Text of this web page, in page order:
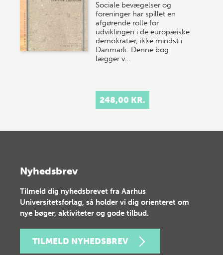
Sociale bevægelser og
foreninger har spillet en
afgørende rolle for
udviklingen i de europæiske
demokratier, ikke mindst i
Danmark. Denne bog
lægger v…
248,00 KR.
Nyhedsbrev
Tilmeld dig nyhedsbrevet fra Aarhus
Universitetsforlag, så holder vi dig orienteret om
nye bøger, aktiviteter og gode tilbud.
TILMELD NYHEDSBREV